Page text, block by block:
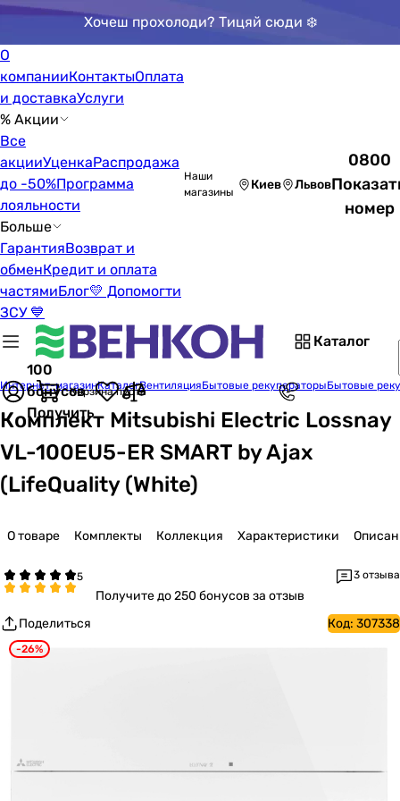
Хочеш прохолоди? Тицяй сюди ❄️
О
компанииКонтактыОплата
и доставкаУслуги
% Акции
Все
акцииУценкаРаспродажа
до -50%Программа
лояльности
Больше
ГарантияВозврат и
обменКредит и оплата
частямиБлог💛 Допомогти
ЗСУ 💙
Наши
магазины
Киев Львов
0800
номер
Каталог
100
бонусов
Получить
Корзина пуста
Интернет-магазинКаталогВентиляцияБытовые рекуператорыБытовые
Комплект Mitsubishi Electric Lossnay
VL-100EU5-ER SMART by Ajax
(LifeQuality (White)
О товаре Комплекты Коллекция Характеристики
3 отзыва
Получитедо 250 бонусов за отзыв
Поделиться
Код: 307338
-26%